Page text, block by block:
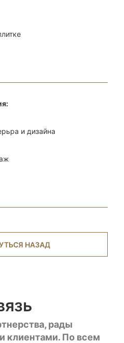
и дизайна
НАЗАД
рады
клиентами. По всем